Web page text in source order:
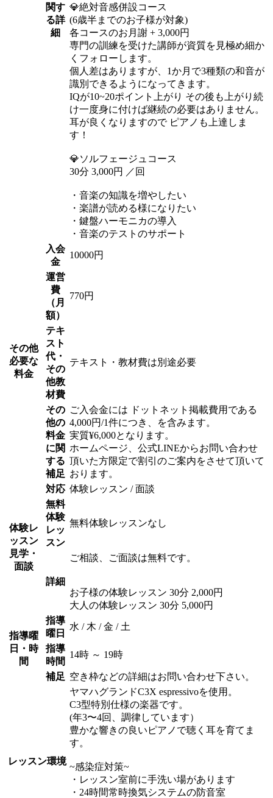
関す
る詳
細
💎絶対音感併設コース
(6歳半までのお子様が対象)
各コースのお月謝 + 3,000円
専門の訓練を受けた講師が資質を見極め細か
くフォローします。
個人差はありますが、1か月で3種類の和音が
識別できるようになってきます。
IQが10~20ポイント上がり その後も上がり続
け一度身に付けば継続の必要はありません。
耳が良くなりますので ピアノも上達しま
す！
💎ソルフェージュコース
30分 3,000円 ／回
・音楽の知識を増やしたい
・楽譜が読める様になりたい
・鍵盤ハーモニカの導入
・音楽のテストのサポート
その他
必要な
料金
入会
金
10000円
運営
費
（月
額）
770円
テキ
スト
代・
その
他教
材費
テキスト・教材費は別途必要
その
他の
料金
に関
する
補足
ご入会金には ドットネット掲載費用である
4,000円/1件につき、を含みます。
実質¥6,000となります。
ホームページ、公式LINEからお問い合わせ
頂いた方限定で割引のご案内をさせて頂いて
おります。
体験レ
ッスン
見学・
面談
対応 体験レッスン / 面談
無料
体験
レッ
スン
無料体験レッスンなし
詳細
ご相談、ご面談は無料です。
お子様の体験レッスン 30分 2,000円
大人の体験レッスン 30分 5,000円
指導曜
日・時
間
指導
曜日
水 / 木 / 金 / 土
指導
時間
14時 ～ 19時
補足 空き枠などの詳細はお問い合わせ下さい。
レッスン環境
ヤマハグランドC3X espressivoを使用。
C3型特別仕様の楽器です。
(年3〜4回、調律しています）
豊かな響きの良いピアノで聴く耳を育てま
す。
~感染症対策~
・レッスン室前に手洗い場があります
・24時間常時換気システムの防音室